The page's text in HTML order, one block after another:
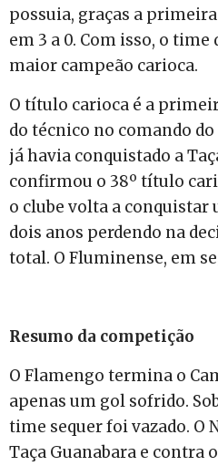
possuia, graças a
em 3 a 0. Com isso, o time
maior campeão carioca.
O título carioca é a
do técnico no comando
já havia conquistado a
confirmou o 38º título
o clube volta a conquistar
dois anos perdendo na
total. O Fluminense, em
Resumo da competição
O Flamengo termina o
apenas um gol sofrido.
time sequer foi vazado. O
Taça Guanabara e